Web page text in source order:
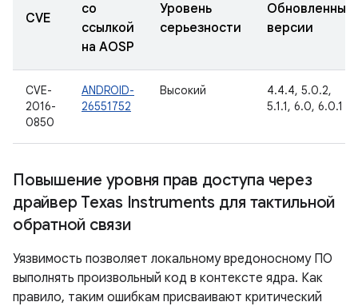
CVE
со
ссылкой
на AOSP
Уровень
серьезности
Обновленные
версии
CVE-
2016-
0850
ANDROID-
26551752
Высокий
4.4.4, 5.0.2,
5.1.1, 6.0, 6.0.1
Повышение уровня прав доступа через
драйвер Texas Instruments для тактильной
обратной связи
Уязвимость позволяет локальному вредоносному ПО
выполнять произвольный код в контексте ядра. Как
правило, таким ошибкам присваивают критический